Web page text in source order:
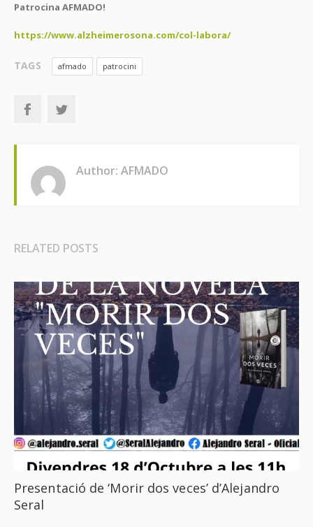
Patrocina AFMADO!
https://www.alzheimerosona.com/col-labora/
TAGS afmado patrocini
Author: AFMADO
RELATED POSTS
Presentació de ‘Morir dos veces’ d’Alejandro
Seral